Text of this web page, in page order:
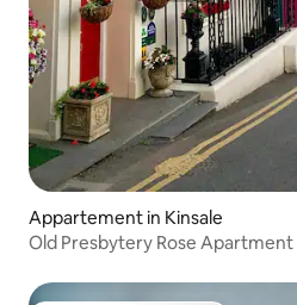
Appartement in Kinsale
Old Presbytery Rose Apartment